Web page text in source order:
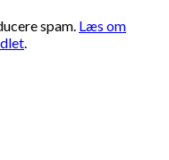
spam. Læs om
.